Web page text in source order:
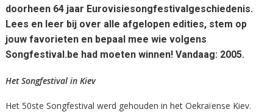
doorheen 64 jaar Eurovisiesongfestivalgeschiedenis.
Lees en leer bij over alle afgelopen edities, stem op
jouw favorieten en bepaal mee wie volgens
Songfestival.be had moeten winnen! Vandaag: 2005.
Het Songfestival in Kiev
Het 50ste Songfestival werd gehouden in het Oekraïense Kiev.